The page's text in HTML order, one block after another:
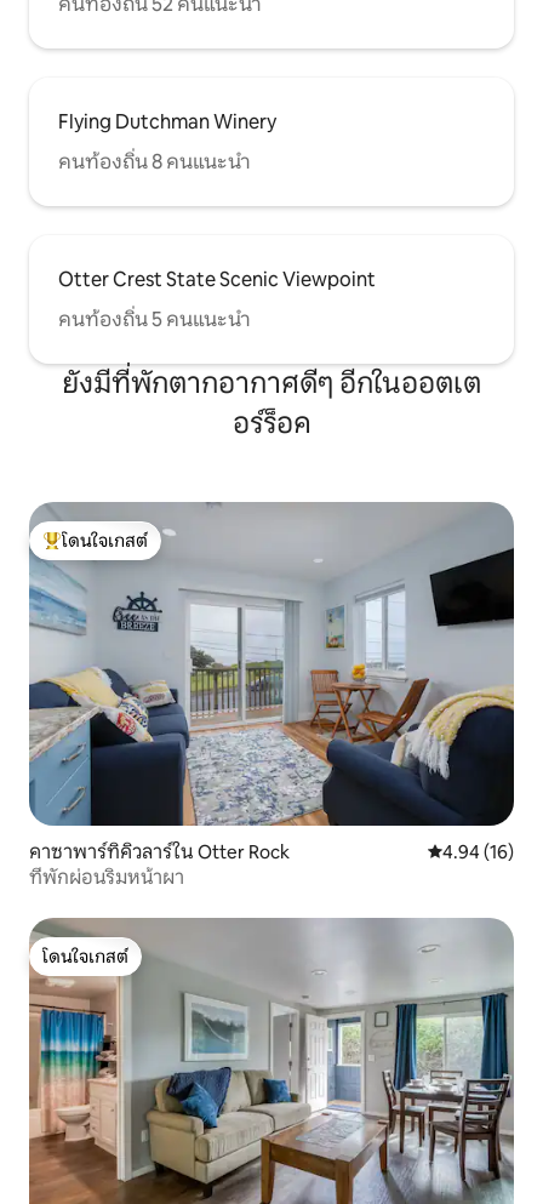
Flying Dutchman Winery
คนท้องถิ่น 8 คนแนะนำ
Otter Crest State Scenic Viewpoint
คนท้องถิ่น 5 คนแนะนำ
ยังมีที่พักตากอากาศดีๆ อีกในออตเต
อร์ร็อค
โดนใจเกสต์ที่สุด
โดนใจเกสต์
คาซาพาร์ทิคิวลาร์ใน Otter Rock คะแนนเฉลี่ย
4.94 (16)
ที่พักผ่อนริมหน้าผา
โดนใจเกสต์
โดนใจเกสต์